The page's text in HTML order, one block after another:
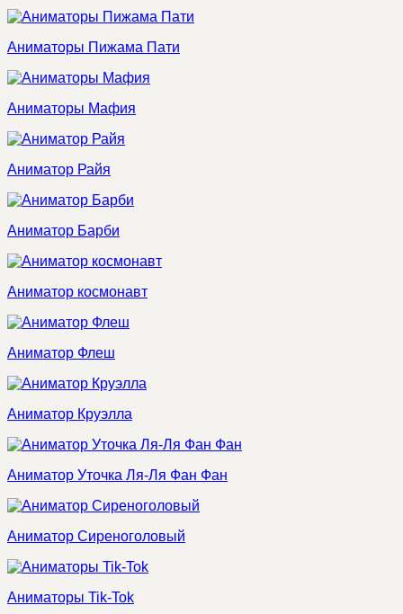
Аниматоры Пижама Пати
Аниматоры Мафия
Аниматор Райя
Аниматор Барби
Аниматор космонавт
Аниматор Флеш
Аниматор Круэлла
Аниматор Уточка Ля-Ля Фан Фан
Аниматор Сиреноголовый
Аниматоры Tik-Tok